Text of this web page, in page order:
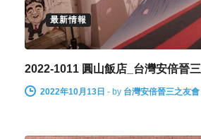
最新情報
2022-1011 圓山飯店_台灣安倍晉
2022年10月13日 - by 台灣安倍晉三之友會